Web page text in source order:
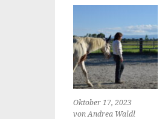
Oktober 17, 2023
von Andrea Waldl